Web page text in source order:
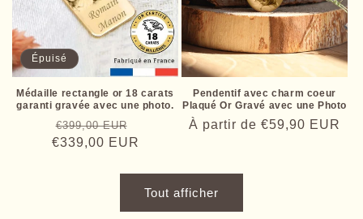
Épuisé
Médaille rectangle or 18 carats
garanti gravée avec une photo.
Prix
habituel
€399,00 EUR
promotionnel
€339,00 EUR
Pendentif avec charm coeur
Plaqué Or Gravé avec une Photo
Prix
À partir de €59,90 EUR
Tout afficher